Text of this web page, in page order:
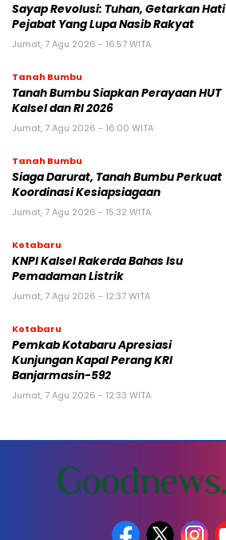
Sayap Revolusi: Tuhan, Getarkan Hati
Pejabat Yang Lupa Nasib Rakyat
Jumat, 7 Agu 2026 - 16:57 WITA
Tanah Bumbu
Tanah Bumbu Siapkan Perayaan HUT
Kalsel dan RI 2026
Jumat, 7 Agu 2026 - 16:00 WITA
Tanah Bumbu
Siaga Darurat, Tanah Bumbu Perkuat
Koordinasi Kesiapsiagaan
Jumat, 7 Agu 2026 - 15:32 WITA
Kotabaru
KNPI Kalsel Rakerda Bahas Isu
Pemadaman Listrik
Jumat, 7 Agu 2026 - 12:37 WITA
Kotabaru
Pemkab Kotabaru Apresiasi
Kunjungan Kapal Perang KRI
Banjarmasin-592
Jumat, 7 Agu 2026 - 12:33 WITA